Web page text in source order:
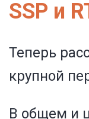
SSP и
Теперь
крупной
В общем и